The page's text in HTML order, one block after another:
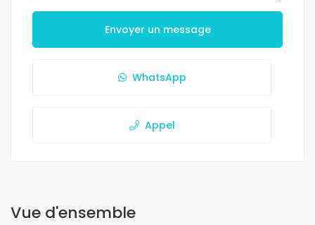
Envoyer un message
WhatsApp
Appel
Vue d'ensemble